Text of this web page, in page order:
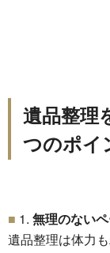
遺品整理
つのポイ
1. 無理のない
遺品整理は体力